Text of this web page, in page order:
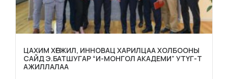
ЦАХИМ ХӨГЖИЛ, ИННОВАЦ ХАРИЛЦАА ХОЛБООНЫ
САЙД Э.БАТШУГАР “И-МОНГОЛ АКАДЕМИ” УТҮГ-Т
АЖИЛЛАЛАА